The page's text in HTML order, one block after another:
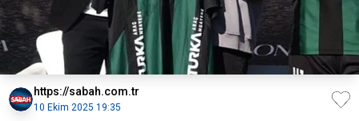
https://sabah.com.tr
10 Ekim 2025 19:35